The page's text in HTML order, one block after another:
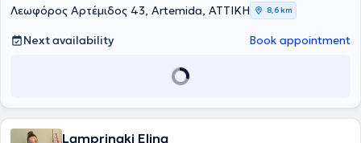
και αγγλόφωνα επιστημονικά περιοδικά, συμπεριλαμβανομένων
συνεδρίων της
Εταιρείας Παθολόγων Ογκολόγων Ελλάδος
και διεθνών οργανισμών όπως η
European Association for Palliative
Care , ηMASCC/ISOO International Psycho-Oncology Society .
Λεωφόρος Αρτέμιδος 43, Artemida, ΑΤΤΙΚΗ 8,6 km
Next availability Book appointment
Lamprinaki Elina